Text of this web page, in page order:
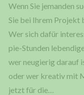
Wenn Sie jeman­den
Sie bei Ihrem Pro­jekt
Wer sich dafür
pie-Stun­­den
wer neu­gie­rig dar­auf
oder wer krea­tiv mit
jetzt für die…